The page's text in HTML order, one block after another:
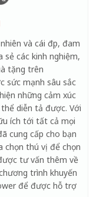
và cái đẹp, đam
sẻ các kinh nghiệm,
tặng trên
sức mạnh sâu sắc
những cảm xúc
diễn tả được. Với
ích tới tất cả mọi
cung cấp cho bạn
chọn thú vị để chọn
tư vấn thêm về
trình khuyến
để được hỗ trợ